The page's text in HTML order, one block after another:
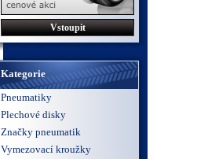
Vstoupit
Kategorie
Pneumatiky
Plechové disky
Značky pneumatik
Vymezovací kroužky